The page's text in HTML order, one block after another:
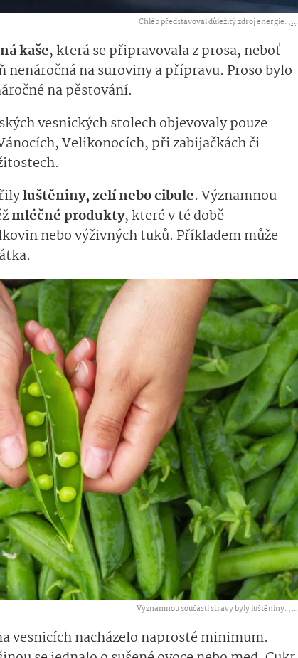
Chléb představoval důležitý zdroj energie. ,...
kaše, která se připravovala z prosa, neboť
nenáročná na suroviny a přípravu. Proso bylo
na pěstování.
vesnických stolech objevovaly pouze
Velikonocích, při zabijačkách či
luštěniny, zelí nebo cibule. Významnou
mléčné produkty, které v té době
nebo výživných tuků. Příkladem může
Významnou součástí stravy byly luštěniny. ,...
vesnicích nacházelo naprosté minimum.